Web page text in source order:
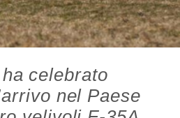
celebrato
nel Paese